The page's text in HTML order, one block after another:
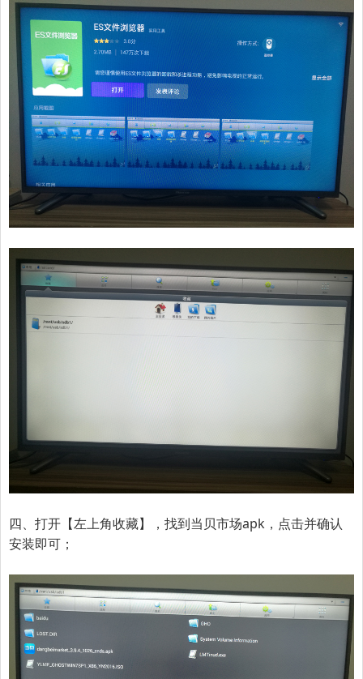
四、打开【左上角收藏】 ， 找到当贝市场apk，点击并确认
安装即可；